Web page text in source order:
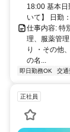
18:00 基本
いて】 日勤
仕事内容: 特
理、服薬管
り ・その他
の名...
即日勤務OK 交通
正社員